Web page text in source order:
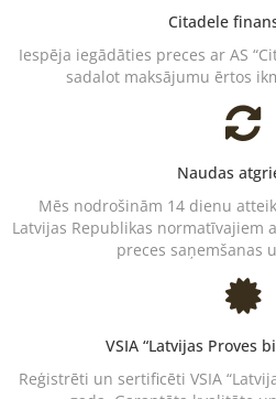
Citadele
Iespēja iegādāties preces ar AS
sadalot maksājumu ērtos
Naudas
Mēs nodrošinām 14 dienu
Latvijas Republikas normatīvajiem
preces saņemšanas
VSIA “Latvijas Proves
Reģistrēti un sertificēti VSIA